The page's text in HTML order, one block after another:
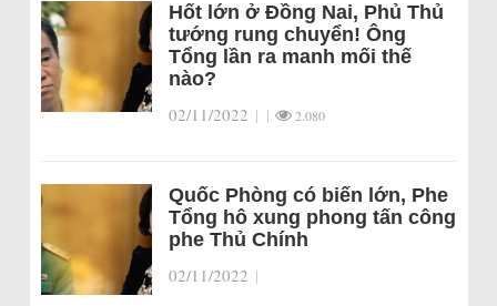
Hốt lớn ở Đồng Nai, Phủ Thủ
tướng rung chuyển! Ông
Tổng lần ra manh mối thế
nào?
02/11/2022 | | 2.080
Quốc Phòng có biến lớn, Phe
Tổng hô xung phong tấn công
phe Thủ Chính
02/11/2022 |